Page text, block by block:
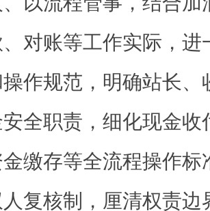
对账等工作实际，
作规范，明确站长、
全职责，细化现金
缴存等全流程操作
复核制，厘清权责边